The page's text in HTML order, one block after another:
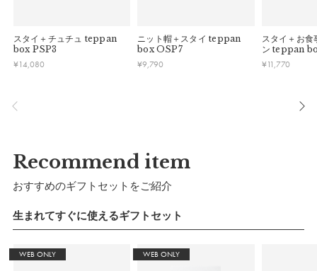
している場合お断りさせていただきます。
・お客様のイメージ違いによる返品は受け付けしかねます。
・刺しゅうを入れた商品、ラッピング商材は、返品・交換はで
スタイ＋チュチュ teppan
box PSP3
¥14,080
ニット帽＋スタイ teppan
box OSP7
¥9,790
スタイ＋お食
ン teppan
¥11,770
Recommend item
おすすめのギフトセットをご紹介
生まれてすぐに使えるギフトセット
WEB ONLY WEB ONLY